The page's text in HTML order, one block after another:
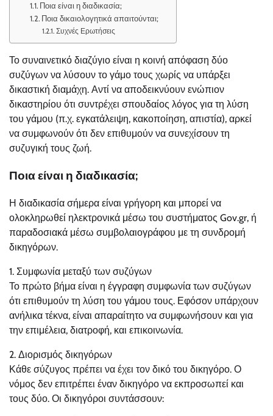
Ποια είναι η διαδικασία;
Ποια δικαιολογητικά απαιτούνται;
Συχνές Ερωτήσεις
Το συναινετικό διαζύγιο είναι η κοινή απόφαση δύο
συζύγων να λύσουν το γάμο τους χωρίς να υπάρξει
δικαστική διαμάχη. Αντί να αποδεικνύουν ενώπιον
δικαστηρίου ότι συντρέχει σπουδαίος λόγος για τη λύση
του γάμου (π.χ. εγκατάλειψη, κακοποίηση, απιστία), αρκεί
να συμφωνούν ότι δεν επιθυμούν να συνεχίσουν τη
συζυγική τους ζωή.
Ποια είναι η διαδικασία;
Η διαδικασία σήμερα είναι γρήγορη και μπορεί να
ολοκληρωθεί ηλεκτρονικά μέσω του συστήματος Gov.gr, ή
παραδοσιακά μέσω συμβολαιογράφου με τη συνδρομή
δικηγόρων.
1. Συμφωνία μεταξύ των συζύγων
Το πρώτο βήμα είναι η έγγραφη συμφωνία των συζύγων
ότι επιθυμούν τη λύση του γάμου τους. Εφόσον υπάρχουν
ανήλικα τέκνα, είναι απαραίτητο να συμφωνήσουν και για
την επιμέλεια, διατροφή, και επικοινωνία.
2. Διορισμός δικηγόρων
Κάθε σύζυγος πρέπει να έχει τον δικό του δικηγόρο. Ο
νόμος δεν επιτρέπει έναν δικηγόρο να εκπροσωπεί και
τους δύο. Οι δικηγόροι συντάσσουν: